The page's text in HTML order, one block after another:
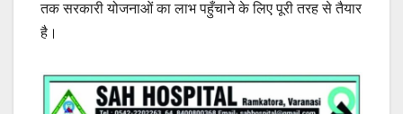
तक सरकारी योजनाओं का लाभ पहुँचाने के लिए पूरी तरह से तैयार
है।